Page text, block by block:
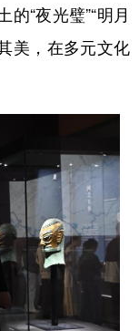
“夜光璧”“明月
美，在多元文化